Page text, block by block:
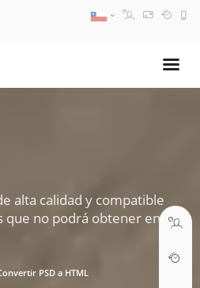
alta calidad y compatible
que no podrá obtener en
PSD a HTML
18:30 PM